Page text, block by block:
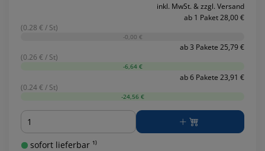
inkl. MwSt. & zzgl. Versand
ab 1 Paket 28,00 €
(0.28 € / St)
-0,00 €
ab 3 Pakete 25,79 €
(0.26 € / St)
-6,64 €
ab 6 Pakete 23,91 €
(0.24 € / St)
-24,56 €
Menge
sofort lieferbar ¹⁾